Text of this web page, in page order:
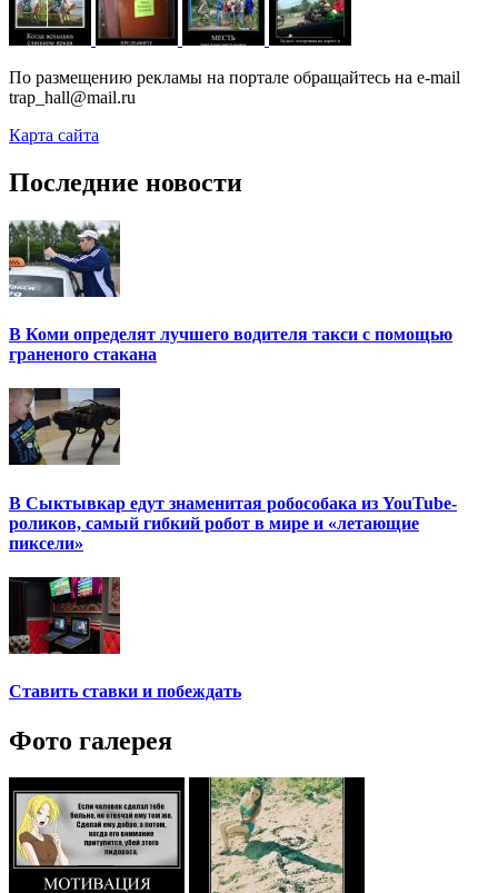
По размещению рекламы на портале обращайтесь на e-mail
trap_hall@mail.ru
Карта сайта
Последние новости
В Коми определят лучшего водителя такси с помощью
граненого стакана
В Сыктывкар едут знаменитая робособака из YouTube-
роликов, самый гибкий робот в мире и «летающие
пиксели»
Ставить ставки и побеждать
Фото галерея